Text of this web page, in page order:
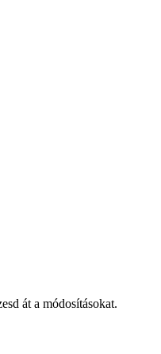
át a módosításokat.